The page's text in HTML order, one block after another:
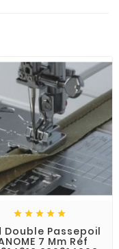
    
Double Passepoil
7 Mm Réf